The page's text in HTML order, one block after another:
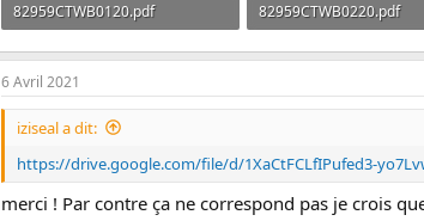
82959CTWB0120.pdf
275.3 KB · Affichages: 74
82959CTWB0220.pdf
346.9 KB · Affichages: 40
6 Avril 2021
iziseal a dit:
https://drive.google.com/file/d/1XaCtFCLfIPufed3-
merci ! Par contre ça ne correspond pas je crois